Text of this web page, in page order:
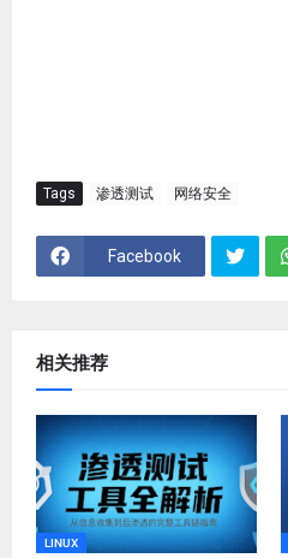
Tags 渗透测试 网络安全
Facebook
相关推荐
LINUX